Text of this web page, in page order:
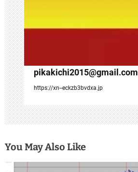
pikakichi2015@gmail.com
https://xn--eckzb3bvdxa.jp
You May Also Like